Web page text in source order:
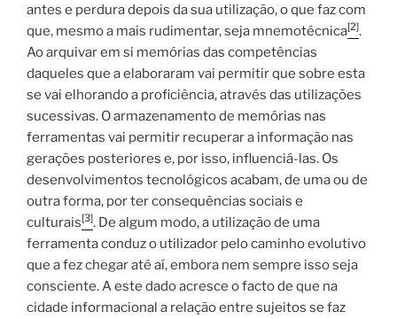
antes e perdura depois da sua utilização, o que faz com
que, mesmo a mais rudimentar, seja mnemotécnica[2].
Ao arquivar em si memórias das competências
daqueles que a elaboraram vai permitir que sobre esta
se vai elhorando a proficiência, através das utilizações
sucessivas. O armazenamento de memórias nas
ferramentas vai permitir recuperar a informação nas
gerações posteriores e, por isso, influenciá-las. Os
desenvolvimentos tecnológicos acabam, de uma ou de
outra forma, por ter consequências sociais e
culturais[3]. De algum modo, a utilização de uma
ferramenta conduz o utilizador pelo caminho evolutivo
que a fez chegar até aí, embora nem sempre isso seja
consciente. A este dado acresce o facto de que na
cidade informacional a relação entre sujeitos se faz